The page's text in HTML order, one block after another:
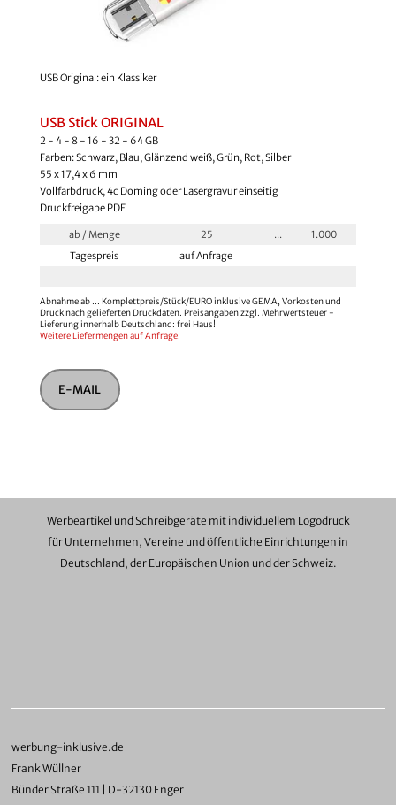
USB Original: ein Klassiker
USB Stick ORIGINAL
2 - 4 - 8 - 16 - 32 - 64 GB
Farben: Schwarz, Blau, Glänzend weiß, Grün, Rot, Silber
55 x 17,4 x 6 mm
Vollfarbdruck, 4c Doming oder Lasergravur einseitig
Druckfreigabe PDF
ab / Menge 25 ...
1.000
Tagespreis
auf Anfrage
Abnahme ab ... Komplettpreis/Stück/EURO inklusive GEMA, Vorkosten und
Druck nach gelieferten Druckdaten. Preisangaben zzgl. Mehrwertsteuer -
Lieferung innerhalb Deutschland: frei Haus!
Weitere Liefermengen auf Anfrage.
E-MAIL
Werbeartikel und Schreibgeräte mit individuellem Logodruck
für Unternehmen, Vereine und öffentliche Einrichtungen in
Deutschland, der Europäischen Union und der Schweiz.
werbung-inklusive.de
Frank Wüllner
Bünder Straße 111 | D-32130 Enger